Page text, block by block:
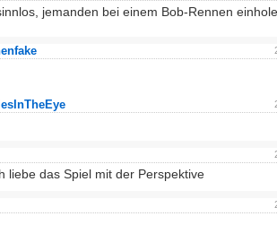
jemanden bei einem Bob-Rennen
liebe das Spiel mit der Perspektive